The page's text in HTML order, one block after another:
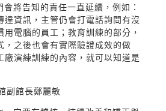
將告知的責任一直延續，例如：
達資訊，主管仍會打電話詢問有沒
電腦的員工；教育訓練的部分，
，之後也會有實際驗證成效的做
廠演練訓練的內容，就可以知道是
副館長鄭麗敏